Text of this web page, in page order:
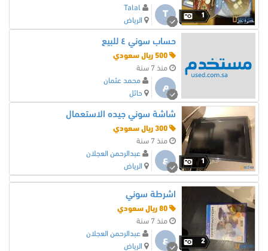
1
T
Talal
الرياض
حساب سوني ٤ للبيع
منذ 7 سنة
م
محمد عثمان
حائل
1
شاشة سوني جيده الاستعمال
منذ 7 سنة
ع
عبدالرحمن العجلان
الرياض
2
اشرطة سوني
منذ 7 سنة
ع
عبدالرحمن العجلان
الرياض